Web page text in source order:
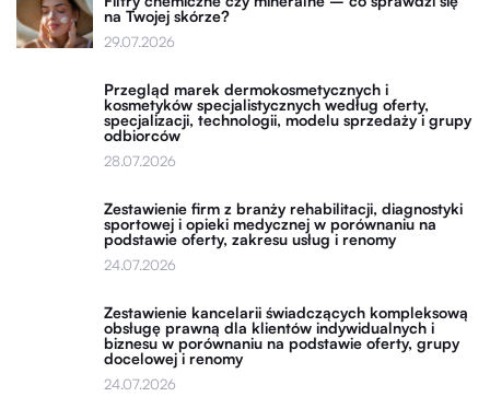
na Twojej skórze?
29.07.2026
Przegląd marek dermokosmetycznych i
kosmetyków specjalistycznych według oferty,
specjalizacji, technologii, modelu sprzedaży i grupy
odbiorców
28.07.2026
Zestawienie firm z branży rehabilitacji, diagnostyki
sportowej i opieki medycznej w porównaniu na
podstawie oferty, zakresu usług i renomy
24.07.2026
Zestawienie kancelarii świadczących kompleksową
obsługę prawną dla klientów indywidualnych i
biznesu w porównaniu na podstawie oferty, grupy
docelowej i renomy
24.07.2026